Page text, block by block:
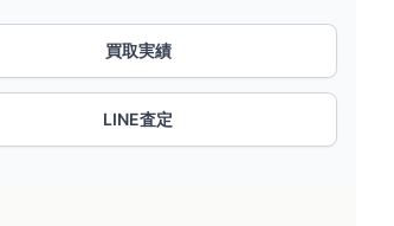
買取実績
LINE査定